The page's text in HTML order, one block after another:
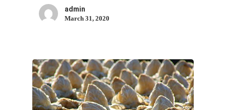
admin
March 31, 2020